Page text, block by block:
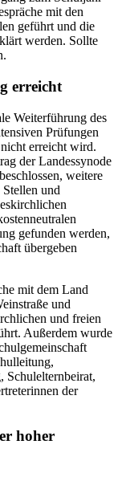
mit den
geführt und die
werden. Sollte
erreicht
Weiterführung des
Prüfungen
erreicht wird.
der Landessynode
weitere
und
gefunden werden,
übergeben
mit dem Land
und
und freien
Außerdem wurde
Schulelternbeirat,
der
hoher